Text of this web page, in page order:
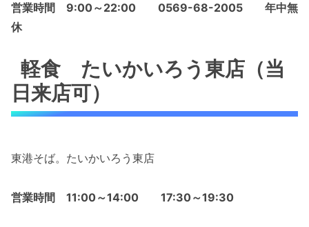
営業時間 9:00～22:00 0569-68-2005
年中無
休
軽食 たいかいろう東店（当
日来店可）
東港そば。たいかいろう東店
営業時間 11:00～14:00 17:30～19:30